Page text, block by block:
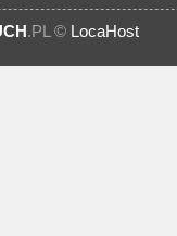
.PL © LocaHost